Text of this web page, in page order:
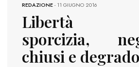
REDAZIONE-11 GIUGNO 2016
Libertà
sporcizia,
chiusi e degrado